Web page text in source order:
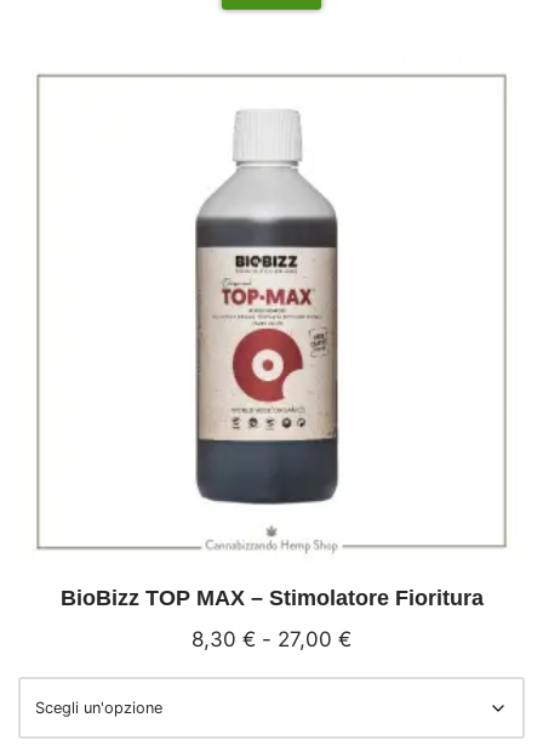
BioBizz TOP MAX – Stimolatore Fioritura
8,30 € - 27,00 €